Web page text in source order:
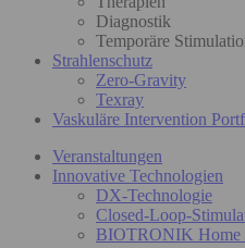
Diagnostik
Temporäre
Strahlenschutz
Zero-Gravity
Texray
Vaskuläre Intervention
Veranstaltungen
Innovative Technologien
DX-Technologie
Closed-Loop-
BIOTRONIK Home